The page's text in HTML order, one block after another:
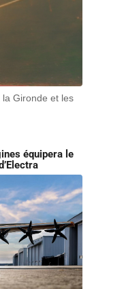
Gironde et les
équipera le